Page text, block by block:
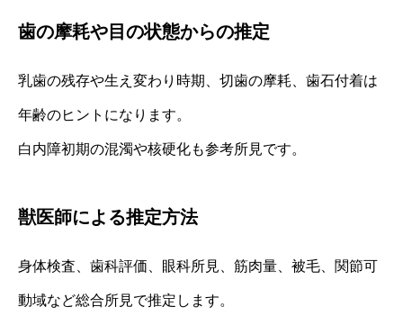
歯の摩耗や目の状態からの推定
乳歯の残存や生え変わり時期、切歯の摩耗、歯石付着は
年齢のヒントになります。
白内障初期の混濁や核硬化も参考所見です。
獣医師による推定方法
身体検査、歯科評価、眼科所見、筋肉量、被毛、関節可
動域など総合所見で推定します。